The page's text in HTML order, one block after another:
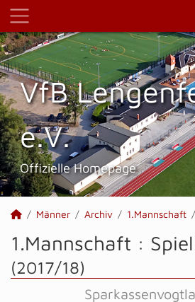
VfB
e.V.
Offizielle Homepage
Männer Archiv 1.Mannschaft
1.Mannschaft :
(2017/18)